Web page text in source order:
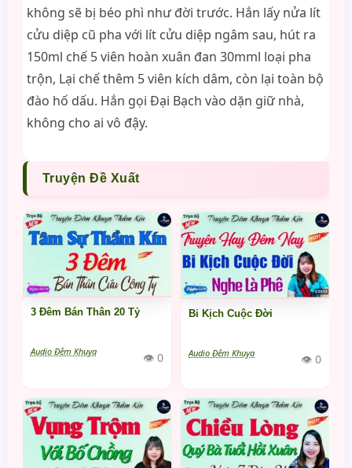
không sẽ bị béo phì như đời trước. Hắn lấy nửa lít
cửu diệp cũ pha với lít cửu diệp ngâm sau, hút ra
150ml chế 5 viên hoàn xuân đan 30mml loại pha
trộn, Lại chế thêm 5 viên kích dâm, còn lại toàn bộ
đào hố dấu. Hắn gọi Đại Bạch vào dặn giữ nhà,
không cho ai vô đậy.
Truyện Đề Xuất
3 Đêm Bán Thân 20 Tỷ
Audio Đêm Khuya 👁 0
Bi Kịch Cuộc Đời
Audio Đêm Khuya 👁 0